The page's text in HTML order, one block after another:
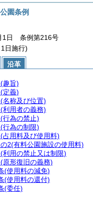
園条例
1日 条例第216号
日施行)
沿革
(趣旨)
(定義)
(名称及び位置)
(利用者の義務)
(行為の禁止)
(行為の制限)
(占用料及び使用料)
2(有料公園施設の使用料)
(利用の禁止又は制限)
(原形復旧の義務)
(使用料の減免)
(使用料の還付)
(委任)